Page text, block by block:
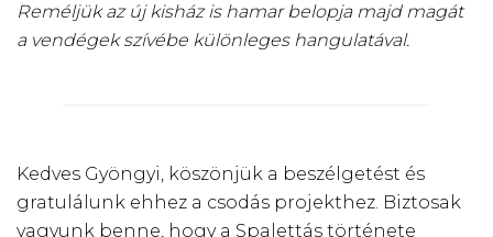
Reméljük az új kisház is hamar belopja majd magát
a vendégek szívébe különleges hangulatával.
Kedves Gyöngyi, köszönjük a beszélgetést és
gratulálunk ehhez a csodás projekthez. Biztosak
vagyunk benne, hogy a Spalettás története